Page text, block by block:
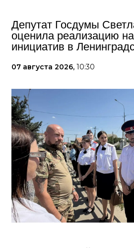
Депутат Госдумы
оценила реализацию
инициатив в
07 августа 2026, 10:30